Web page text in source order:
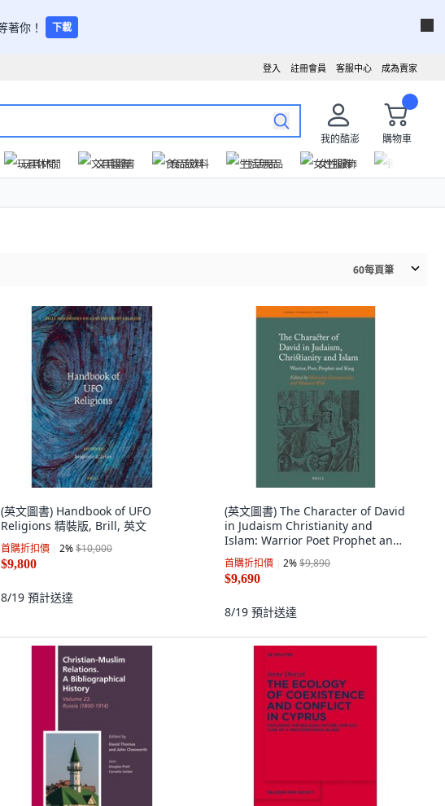
著你！ 下載
成為賣家
客服中心
註冊會員
登入
我的酷澎
購物車
玩具休閒 文具圖書 食品飲料 生活用品 女性服飾
60每頁筆
(英文圖書) Handbook of UFO
Religions 精裝版, Brill, 英文
首購折扣價 2%$10,000
$9,800
8/19 預計送達
(英文圖書) The Character of David
in Judaism Christianity and
Islam: Warrior Poet Prophet and
King 精裝版, Brill, 英文
首購折扣價 2%$9,890
$9,690
8/19 預計送達